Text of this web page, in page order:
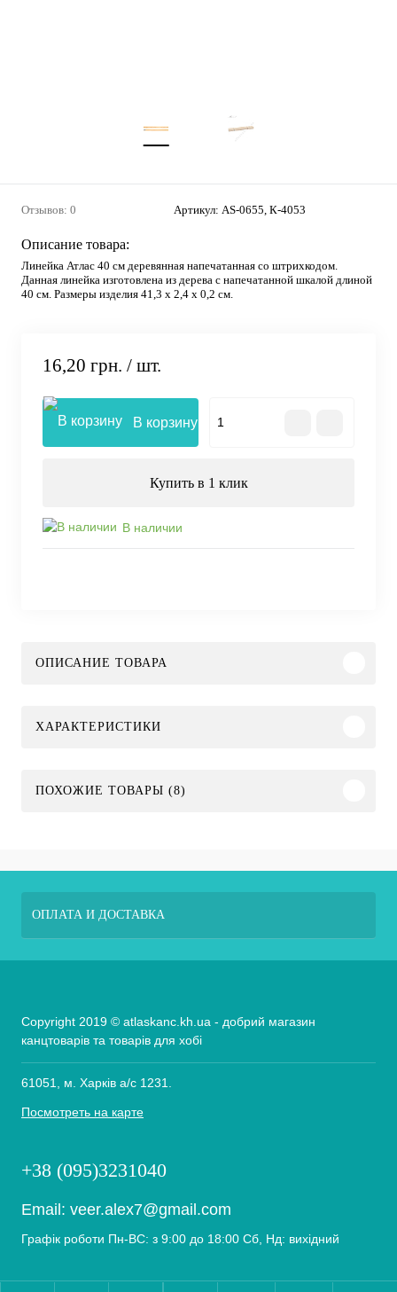
Отзывов: 0 Артикул: AS-0655, К-4053
Описание товара:
Линейка Атлас 40 см деревянная напечатанная со штрихкодом.
Данная линейка изготовлена из дерева с напечатанной шкалой длиной
40 см. Размеры изделия 41,3 х 2,4 х 0,2 см.
16,20 грн. / шт.
В корзину
Купить в 1 клик
В наличии
ОПИСАНИЕ ТОВАРА
ХАРАКТЕРИСТИКИ
ПОХОЖИЕ ТОВАРЫ (8)
ОПЛАТА И ДОСТАВКА
Copyright 2019 © atlaskanc.kh.ua - добрий магазин
канцтоварів та товарів для хобі
61051, м. Харків а/с 1231.
Посмотреть на карте
+38 (095)3231040
Email: veer.alex7@gmail.com
Графік роботи Пн-ВС: з 9:00 до 18:00 Сб, Нд: вихідний